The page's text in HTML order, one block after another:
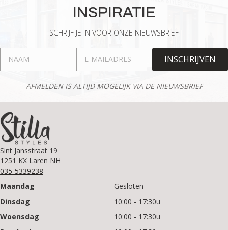
kan
gekozen
worden
de
productpagina
INSPIRATIE
SCHRIJF JE IN VOOR ONZE NIEUWSBRIEF
INSCHRIJVEN
AFMELDEN IS ALTIJD MOGELIJK VIA DE NIEUWSBRIEF
Sint Jansstraat 19
1251 KX Laren NH
035-5339238
Maandag
Gesloten
Dinsdag
10:00 - 17:30u
Woensdag
10:00 - 17:30u